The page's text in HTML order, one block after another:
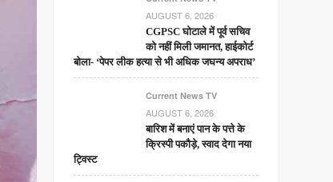
AUGUST 6, 2026
CGPSC घोटाले में पूर्व सचिव
को नहीं मिली जमानत, हाईकोर्ट
बोला- ‘पेपर लीक हत्या से भी अधिक जघन्य अपराध’
Current News TV
AUGUST 6, 2026
बारिश में बनाएं पान के पत्ते के
क्रिस्पी पकौड़े, स्वाद देगा नया
ट्विस्ट